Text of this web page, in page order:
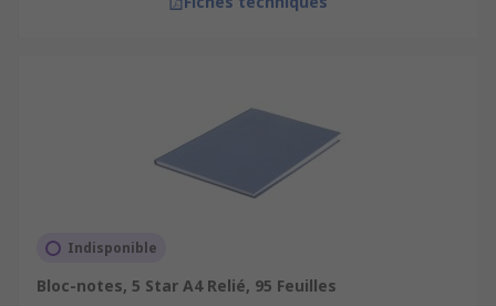
Indisponible
Bloc-notes, 5 Star A4 Relié, 95 Feuilles